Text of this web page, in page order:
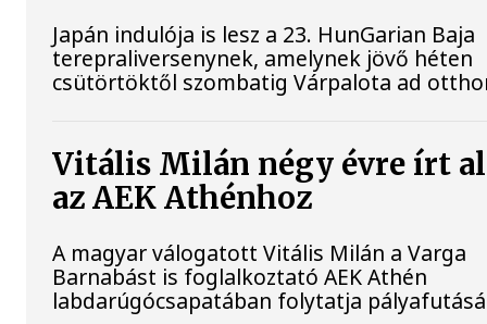
Japán indulója is lesz a 23. HunGarian Baja
terepraliversenynek, amelynek jövő héten
csütörtöktől szombatig Várpalota ad
Vitális Milán négy évre írt
az AEK Athénhoz
A magyar válogatott Vitális Milán a Varga
Barnabást is foglalkoztató AEK Athén
labdarúgócsapatában folytatja